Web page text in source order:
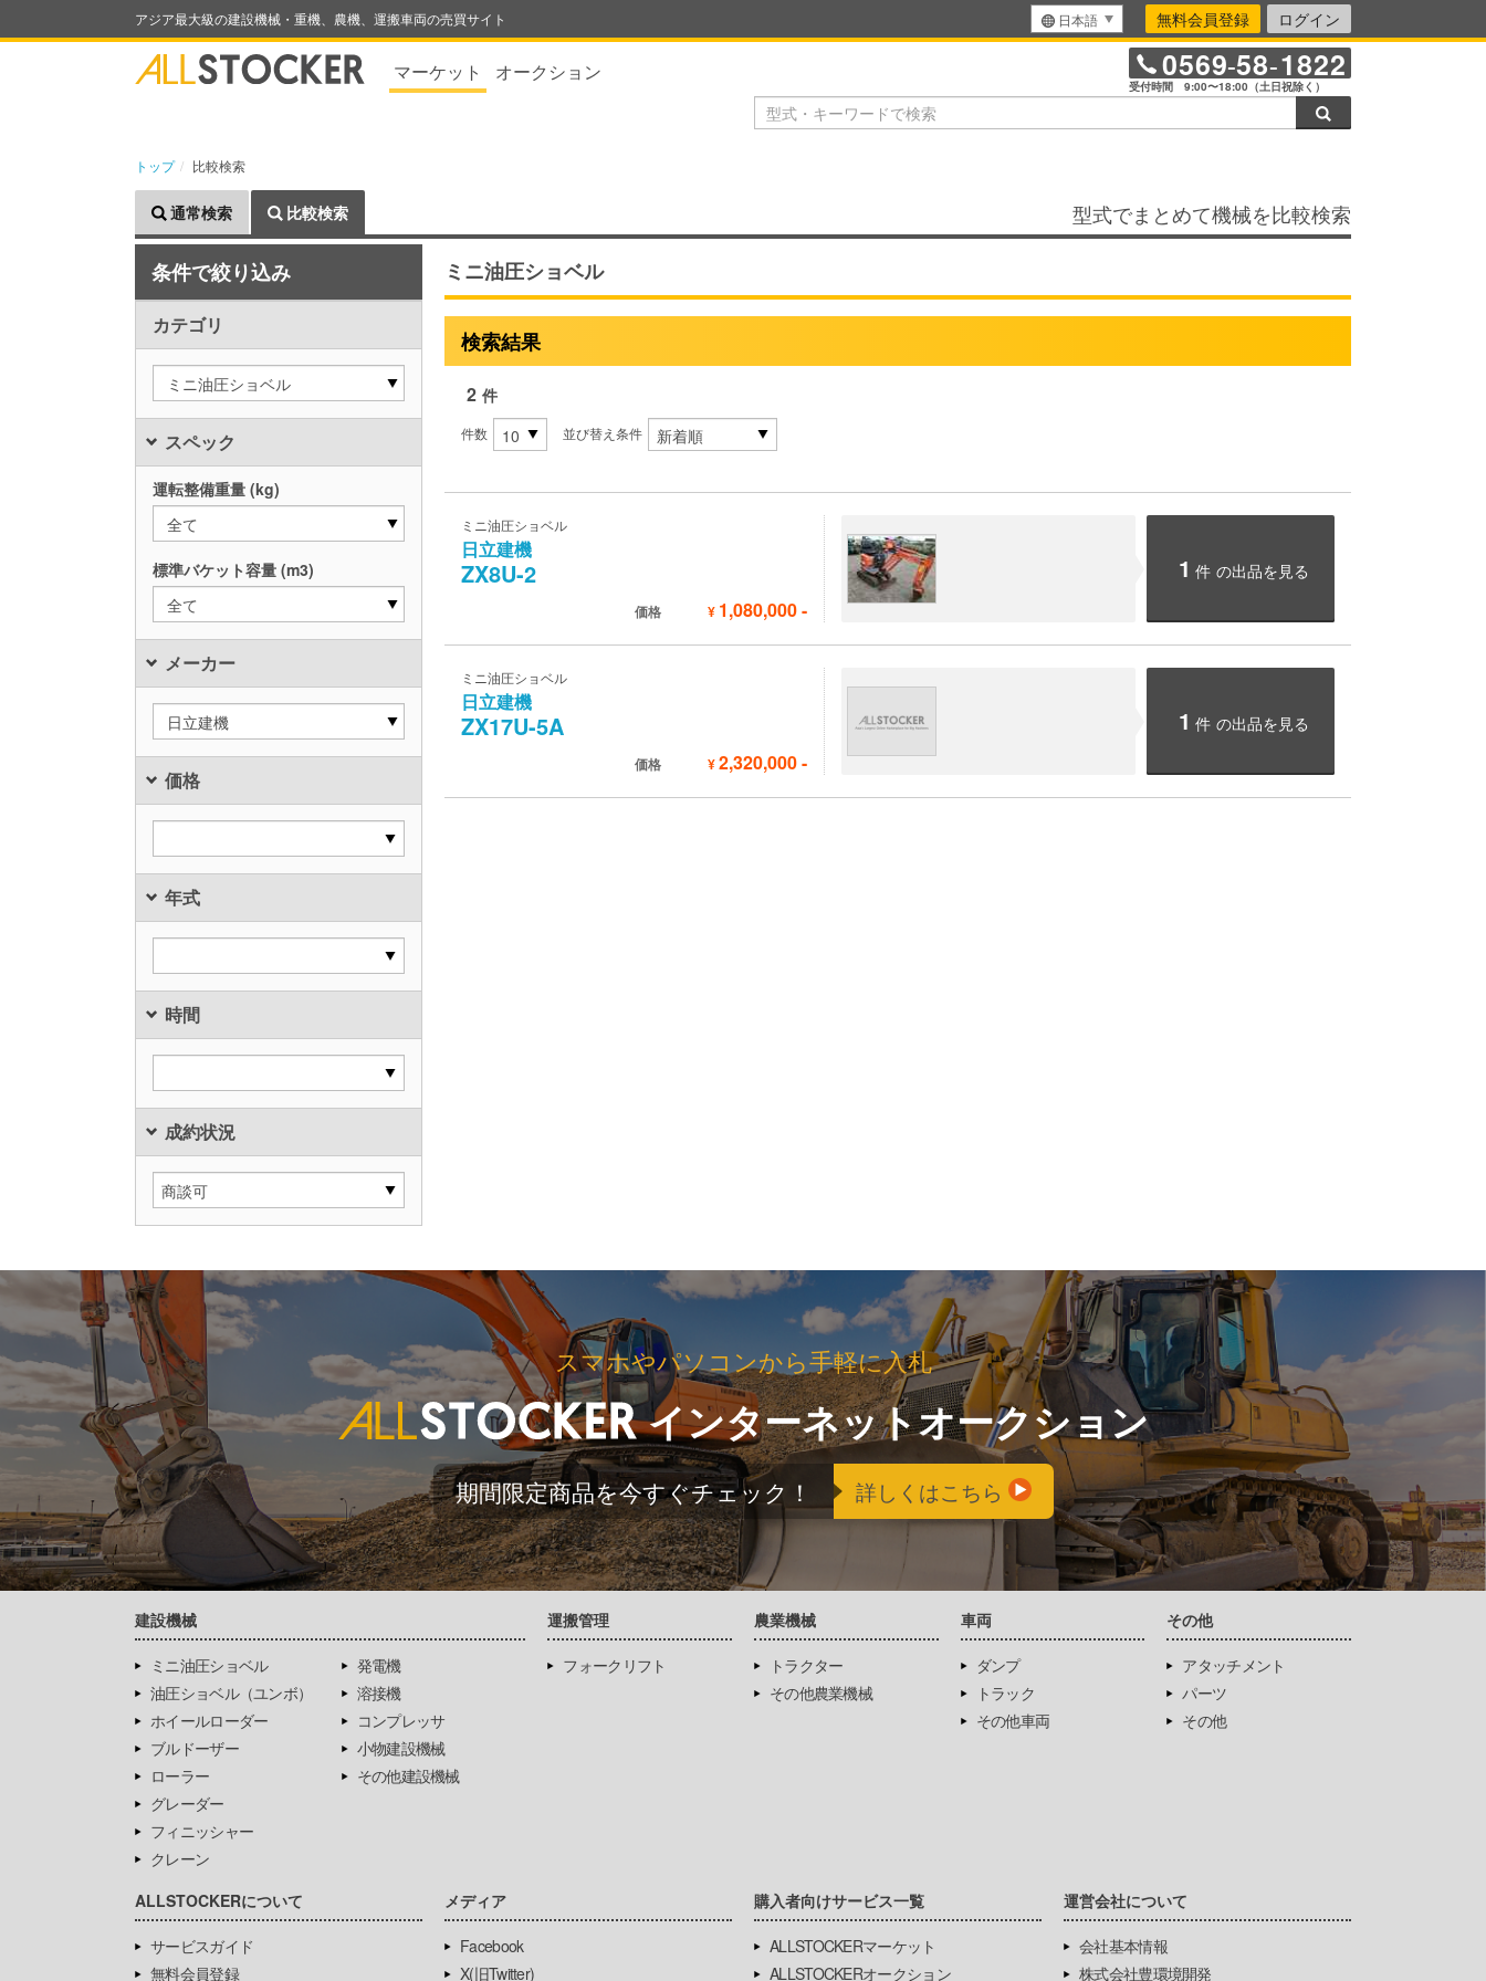
アジア最大級の建設機械・重機、農機、運搬車両の売買サイト 日本語 無料会員登録 ログイン
マーケット オークション 0569-58-1822
受付時間 9:00〜18:00（土日祝除く）
トップ 比較検索
通常検索 比較検索 型式でまとめて機械を比較検索
条件で絞り込み
カテゴリ
ミニ油圧ショベル
スペック
運転整備重量 (kg)
全て
標準バケット容量 (m3)
全て
メーカー
日立建機
価格
年式
時間
成約状況
ミニ油圧ショベル
検索結果
2 件
件数 並び替え条件
ミニ油圧ショベル
日立建機
ZX8U-2
価格 ¥ 1,080,000-
1 件 の出品を見る
ミニ油圧ショベル
日立建機
ZX17U-5A
価格 ¥2,320,000-
1 件 の出品を見る
スマホやパソコンから手軽に入札
インターネットオークション
期間限定商品を今すぐチェック！ 詳しくはこちら
建設機械
ミニ油圧ショベル
油圧ショベル（ユンボ）
ホイールローダー
ブルドーザー
ローラー
グレーダー
フィニッシャー
クレーン
発電機
溶接機
コンプレッサ
小物建設機械
その他建設機械
運搬管理
フォークリフト
農業機械
トラクター
その他農業機械
車両
ダンプ
トラック
その他車両
その他
アタッチメント
パーツ
その他
ALLSTOCKERについて
サービスガイド
無料会員登録
メディア
Facebook
X(旧Twitter)
購入者向けサービス一覧
ALLSTOCKERマーケット
ALLSTOCKERオークション
運営会社について
会社基本情報
株式会社豊環境開発